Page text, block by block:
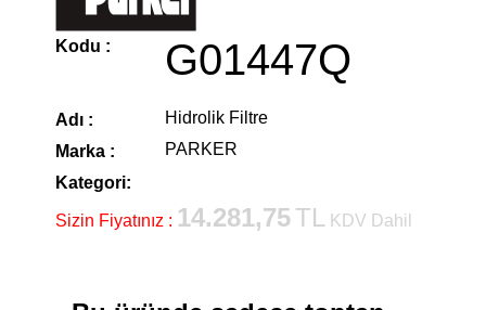
Kodu : G01447Q
Adı :
Hidrolik Filtre
Marka :
PARKER
Kategori:
Sizin Fiyatınız : 14.281,75TL KDV Dahil